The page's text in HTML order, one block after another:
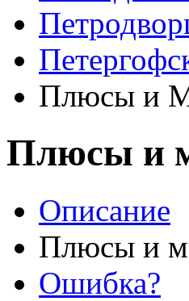
Плюсы и
Плюсы и
Описание
Плюсы и
Ошибка?